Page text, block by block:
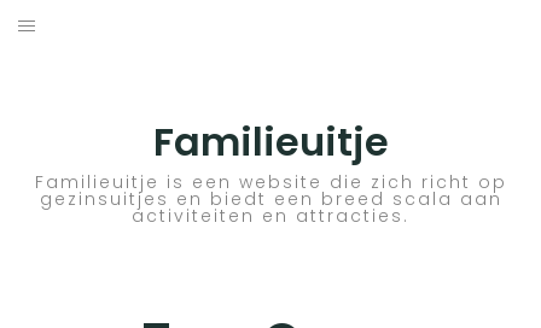
Skip
Familieuitje
Familieuitje is een website die zich richt op
gezinsuitjes en biedt een breed scala aan
activiteiten en attracties.
HOTELTIPS